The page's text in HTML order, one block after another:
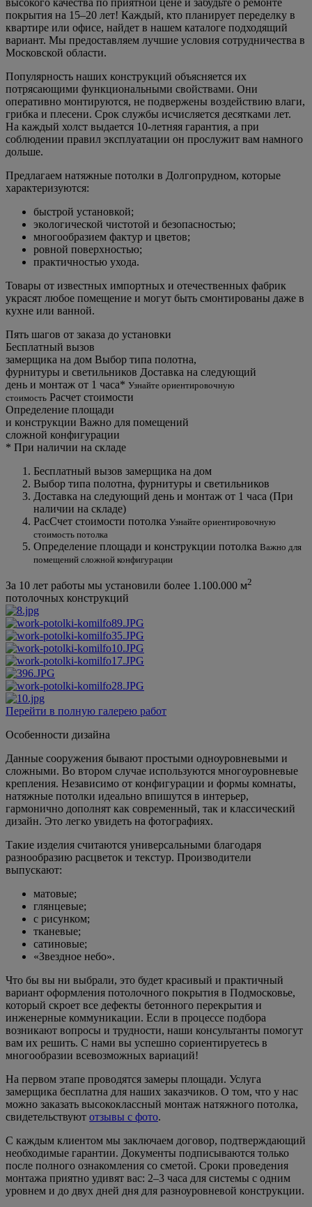
покрытия на 15–20 лет! Каждый, кто планирует переделку в
квартире или офисе, найдет в нашем каталоге подходящий
вариант. Мы предоставляем лучшие условия сотрудничества в
Московской области.
Популярность наших конструкций объясняется их
потрясающими функциональными свойствами. Они
оперативно монтируются, не подвержены воздействию влаги,
грибка и плесени. Срок службы исчисляется десятками лет.
На каждый холст выдается 10-летняя гарантия, а при
соблюдении правил эксплуатации он прослужит вам намного
дольше.
Предлагаем натяжные потолки в Долгопрудном, которые
характеризуются:
быстрой установкой;
экологической чистотой и безопасностью;
многообразием фактур и цветов;
ровной поверхностью;
практичностью ухода.
Товары от известных импортных и отечественных фабрик
украсят любое помещение и могут быть смонтированы даже в
кухне или ванной.
Пять шагов от заказа до установки
Бесплатный вызов
замерщика на дом Выбор типа полотна,
фурнитуры и светильников Доставка на следующий
день и монтаж от 1 часа* Узнайте ориентировочную
стоимость Расчет стоимости
Определение площади
и конструкции Важно для помещений
сложной конфигурации
* При наличии на складе
Бесплатный вызов замерщика на дом
Выбор типа полотна, фурнитуры и светильников
Доставка на следующий день и монтаж от 1 часа (При
наличии на складе)
РасСчет стоимости потолка Узнайте ориентировочную
стоимость потолка
Определение площади и конструкции потолка Важно для
помещений сложной конфигурации
За 10 лет работы мы установили более 1.100.000 м2
потолочных конструкций
Перейти в полную галерею работ
Особенности дизайна
Данные сооружения бывают простыми одноуровневыми и
сложными. Во втором случае используются многоуровневые
крепления. Независимо от конфигурации и формы комнаты,
натяжные потолки идеально впишутся в интерьер,
гармонично дополнят как современный, так и классический
дизайн. Это легко увидеть на фотографиях.
Такие изделия считаются универсальными благодаря
разнообразию расцветок и текстур. Производители
выпускают:
матовые;
глянцевые;
с рисунком;
тканевые;
сатиновые;
«Звездное небо».
Что бы вы ни выбрали, это будет красивый и практичный
вариант оформления потолочного покрытия в Подмосковье,
который скроет все дефекты бетонного перекрытия и
инженерные коммуникации. Если в процессе подбора
возникают вопросы и трудности, наши консультанты помогут
вам их решить. С нами вы успешно сориентируетесь в
многообразии всевозможных вариаций!
На первом этапе проводятся замеры площади. Услуга
замерщика бесплатна для наших заказчиков. О том, что у нас
можно заказать высококлассный монтаж натяжного потолка,
свидетельствуют отзывы с фото.
С каждым клиентом мы заключаем договор, подтверждающий
необходимые гарантии. Документы подписываются только
после полного ознакомления со сметой. Сроки проведения
монтажа приятно удивят вас: 2–3 часа для системы с одним
уровнем и до двух дней дня для разноуровневой конструкции.